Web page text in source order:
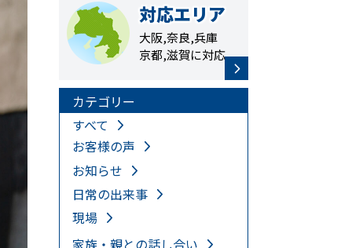
対応エリア
大阪,奈良,兵庫
京都,滋賀に対応
カテゴリー
すべて
お客様の声
お知らせ
日常の出来事
現場
家族・親との話し合い